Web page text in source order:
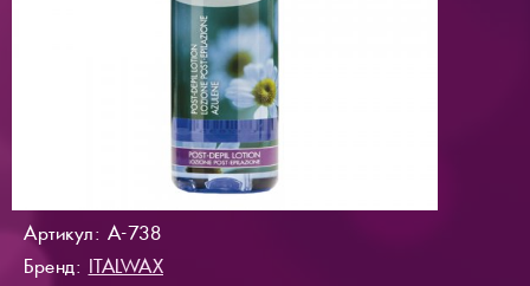
Артикул: A-738
Бренд: ITALWAX